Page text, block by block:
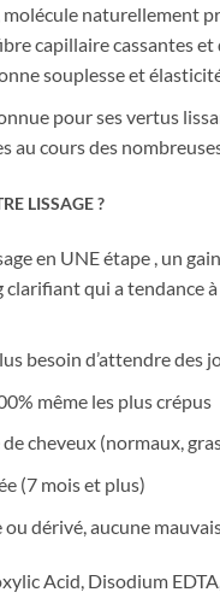
molécule naturellement
capillaire cassantes
souplesse et
pour ses vertus
au cours des
LISSAGE ?
en UNE étape , un
clarifiant qui a tendance
besoin d’attendre
même les plus crépus
cheveux (normaux,
(7 mois et plus)
ou dérivé, aucune
Acid, Disodium